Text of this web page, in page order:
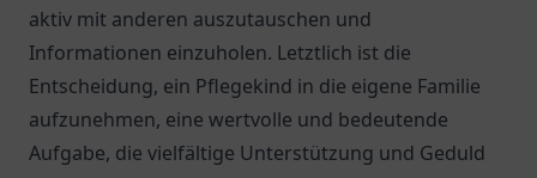
aktiv mit anderen auszutauschen und
Informationen einzuholen. Letztlich ist die
Entscheidung, ein Pflegekind in die eigene Familie
aufzunehmen, eine wertvolle und bedeutende
Aufgabe, die vielfältige Unterstützung und Geduld